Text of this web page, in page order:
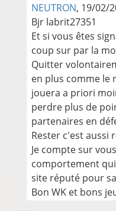
NEUTRON, 19/02/
Bjr labrit27351
Et si vous êtes
coup sur par la
Quitter
en plus comme le
jouera a priori
perdre plus de
partenaires en
Rester c'est aussi
Je compte sur
comportement
site réputé pour
Bon WK et bons